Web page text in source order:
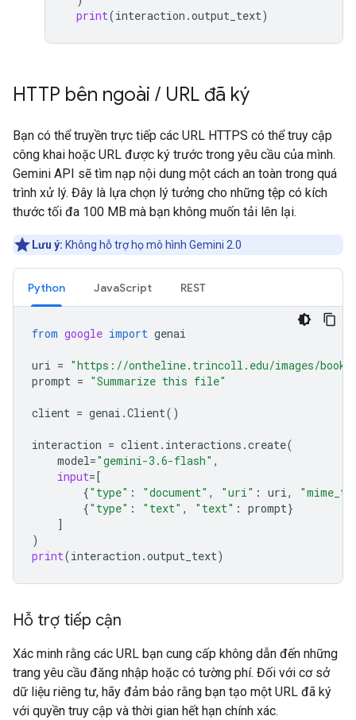
print(interaction .output_text)
HTTP bên ngoài / URL đã ký
Bạn có thể truyền trực tiếp các URL HTTPS có thể truy cập
công khai hoặc URL được ký trước trong yêu cầu của mình.
Gemini API sẽ tìm nạp nội dung một cách an toàn trong quá
trình xử lý. Đây là lựa chọn lý tưởng cho những tệp có kích
thước tối đa 100 MB mà bạn không muốn tải lên lại.
Lưu ý: Không hỗ trợ họ mô hình Gemini 2.0
Python JavaScript REST
from google import genai
uri = "https://ontheline.trincoll.edu/images/
prompt = "Summarize this file"
client = genai .Client()
interaction = client. interactions .create(
model="gemini-3.6-flash" ,
input=[
{"type" : "document" , "uri" : uri,
{"type" : "text" , "text" : prompt}
]
)
print(interaction .output_text)
Hỗ trợ tiếp cận
Xác minh rằng các URL bạn cung cấp không dẫn đến những
trang yêu cầu đăng nhập hoặc có tường phí. Đối với cơ sở
dữ liệu riêng tư, hãy đảm bảo rằng bạn tạo một URL đã ký
với quyền truy cập và thời gian hết hạn chính xác.